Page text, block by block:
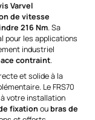
Varvel
de vitesse
216 Nm. Sa
pour les applications
industriel
contraint.
et solide à la
Le FRS70
votre installation
fixationoubras de